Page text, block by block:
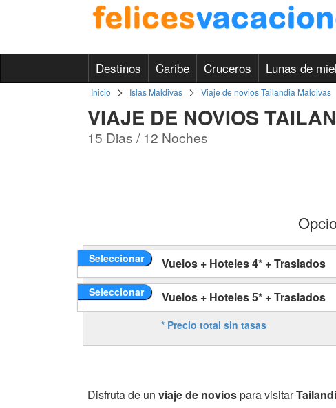
Destinos Caribe Cruceros Lunas de miel
Inicio > Islas Maldivas > Viaje de novios Tailandia Maldivas
VIAJE DE NOVIOS
15 Dias / 12 Noches
Seleccionar Vuelos + Hoteles 4* + Traslados
Seleccionar Vuelos + Hoteles 5* + Traslados
* Precio total sin tasas
Disfruta de un viaje de noviospara visitar